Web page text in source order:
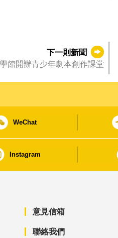
下一則新聞
館開辦青少年劇本創作課堂
WeChat
Instagram
意見信箱
聯絡我們